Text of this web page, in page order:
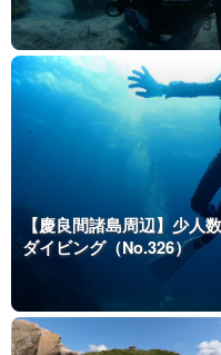
【慶良間諸島周辺】少人
ダイビング（No.326）